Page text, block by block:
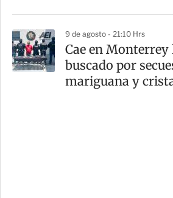
9 de agosto - 21:10 Hrs
Cae en
buscado por
mariguana y